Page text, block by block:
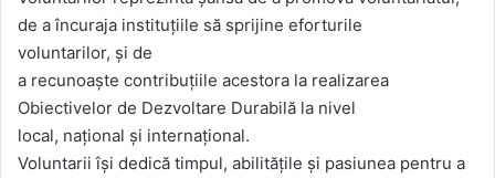
de aîncuraja instituțiile să sprijine eforturile
voluntarilor, și de
a recunoaște contribuțiile acestora la realizarea
Obiectivelor de Dezvoltare Durabilă la nivel
local, național și internațional.
Voluntariiîși dedică timpul, abilitățile și pasiunea pentru a